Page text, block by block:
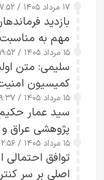
۱۷ مرداد ۱۴۰۵ / ۰۷:۵۲
بازدید
مهم به مناسبت
تقویت امنیت و
۱۵ مرداد ۱۴۰۵ / ۱۹:۵۲
سلیمی: متن
کمیسیون
۱۵ مرداد ۱۴۰۵ / ۱۹:۳۷
سید عمار
پژوهشی عراق
۱۵ مرداد ۱۴۰۵ / ۱۲:۵۶
توافق احتمالی
اصلی بر سر